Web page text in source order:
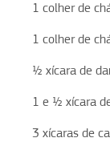
1 colher de
1 colher de
½ xícara de
1 e ½ xícara
3 xícaras de